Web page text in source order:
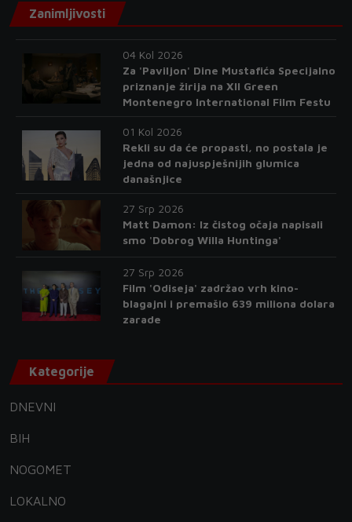
Zanimljivosti
04 Kol 2026
Za 'Paviljon' Dine Mustafića Specijalno
priznanje žirija na XII Green
Montenegro International Film Festu
01 Kol 2026
Rekli su da će propasti, no postala je
jedna od najuspješnijih glumica
današnjice
27 Srp 2026
Matt Damon: Iz čistog očaja napisali
smo 'Dobrog Willa Huntinga'
27 Srp 2026
Film 'Odiseja' zadržao vrh kino-
blagajni i premašio 639 miliona dolara
zarade
Kategorije
DNEVNI
BIH
NOGOMET
LOKALNO